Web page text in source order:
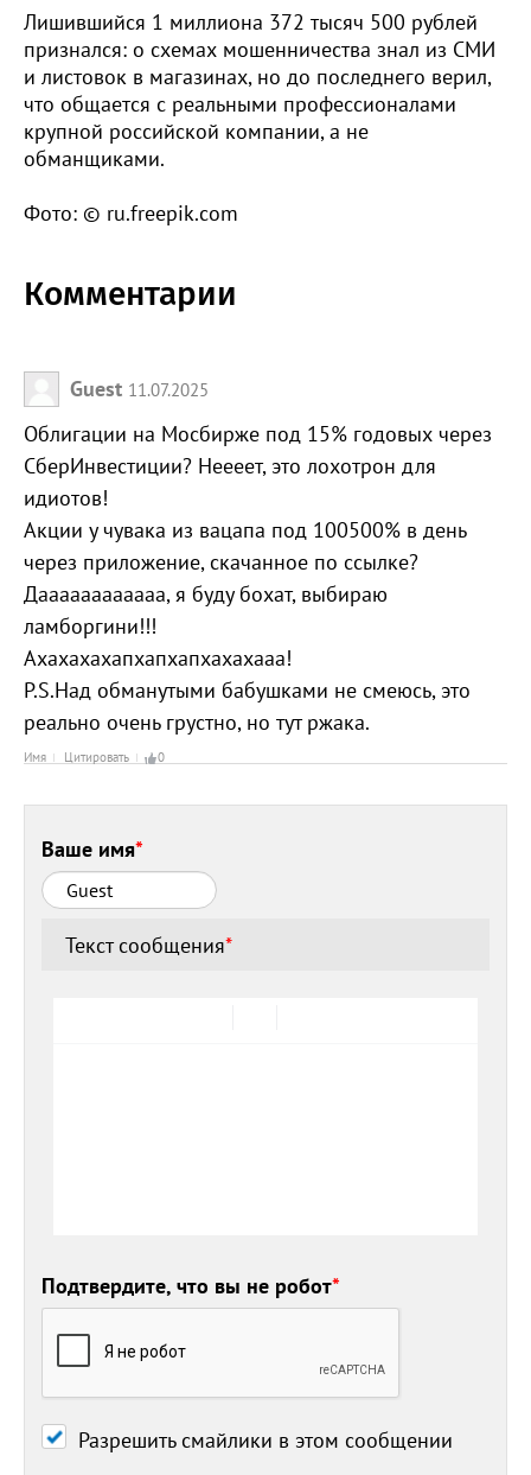
Лишившийся 1 миллиона 372 тысяч 500 рублей
признался: о схемах мошенничества знал из СМИ
и листовок в магазинах, но до последнего верил,
что общается с реальными профессионалами
крупной российской компании, а не
обманщиками.
Фото: © ru.freepik.com
Комментарии
Guest 11.07.2025
Облигации на Мосбирже под 15% годовых через
СберИнвестиции? Неееет, это лохотрон для
идиотов!
Акции у чувака из вацапа под 100500% в день
через приложение, скачанное по ссылке?
Даааааааааааа, я буду бохат, выбираю
ламборгини!!!
Ахахахахапхапхапхахахааа!
P.S.Над обманутыми бабушками не смеюсь, это
реально очень грустно, но тут ржака.
Имя Цитировать 0
Ваше имя*
Текст сообщения*
Подтвердите, что вы не робот*
Разрешить смайлики в этом сообщении